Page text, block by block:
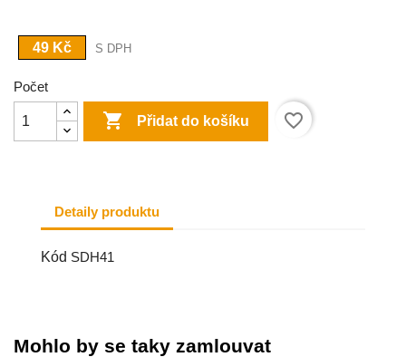
49 Kč S DPH
Počet
 Přidat do košíku favorite_border
Detaily produktu
Kód SDH41
Mohlo by se taky zamlouvat